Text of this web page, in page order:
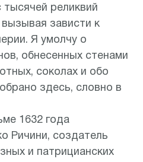
тысячей реликвий
зависти к
Я умолчу о
обнесенных стенами
соколах и обо
здесь, словно в
1632 года
Ричини, создатель
и патрицианских